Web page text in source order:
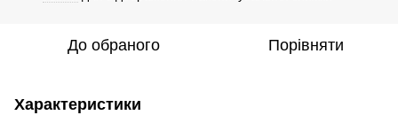
До обраного Порівняти
Характеристики